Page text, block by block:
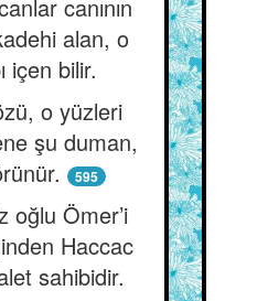
canının
alan, o
içen bilir.
o yüzleri
şu duman,
595
oğlu Ömer’i
Haccac
sahibidir.